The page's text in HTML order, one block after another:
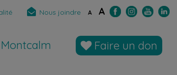
Nous joindre A A
Faire un don